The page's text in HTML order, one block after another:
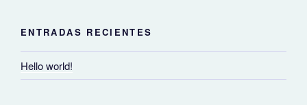
ENTRADAS RECIENTES
Hello world!